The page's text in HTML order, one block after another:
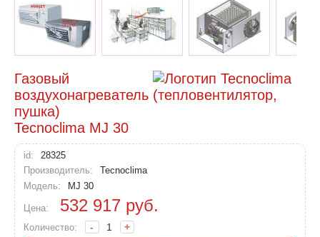
Газовый
воздухонагреватель (тепловентилятор,
пушка)
Tecnoclima MJ 30
id:
28325
Производитель:
Tecnoclima
Модель:
MJ 30
Цена: 532 917руб.
Количество: - +